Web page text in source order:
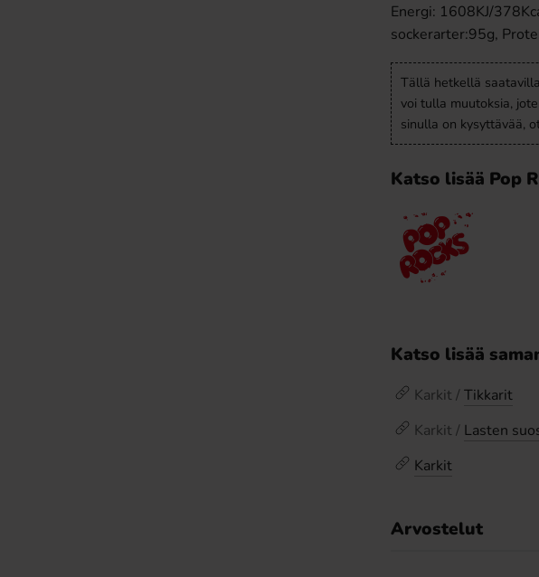
Energi: 1608KJ/
sockerarter:95g,
Tällä hetkellä
voi tulla muutoksia,
sinulla on kysyttävää,
Katso lisää Pop
Katso lisää
Karkit / Tikkarit
Karkit / Lasten
Karkit
Arvostelut